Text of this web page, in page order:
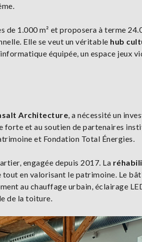
de 1.000 m² et proposera à terme
Elle se veut un véritable hub
équipée, un espace jeux
Architecture , a nécessité un
forte et au soutien de partenaires
et Fondation Total Énergies.
engagée depuis 2017. La
en valorisant le patrimoine. Le
au chauffage urbain, éclairage
de la toiture.